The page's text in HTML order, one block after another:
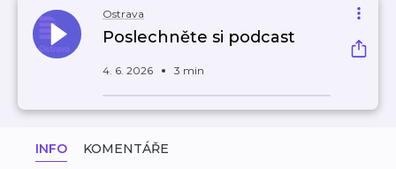
Ostrava
Poslechněte si podcast
4. 6. 2026 3 min
INFO KOMENTÁŘE